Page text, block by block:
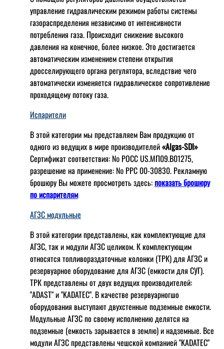
управление гидравлическим режимом работы системы
газораспределения независимо от интенсивности
потребления газа. Происходит снижение высокого
давления на конечное, более низкое. Это достигается
автоматическим изменением степени открытия
дросселирующего органа регулятора, вследствие чего
автоматически изменяется гидравлическое сопротивление
проходящему потоку газа.
Испарители
В этой категории мы представляем Вам продукцию от
одного из ведущих в мире производителей«Algas-SDI»
Сертификат соответствия: № РОСС US.МП09.В01275,
разрешение на применение: № РРС 00-30830. Рекламную
брошюру Вы можете просмотреть здесь:показать брошюру
по испарителям
АГЗС модульные
В этой категории представлены, как комплектующие для
АГЗС, так и модули АГЗС целиком. К комплектующим
относятся топливораздаточные колонки (ТРК) для АГЗС и
резервуарное оборудование для АГЗС (емкости для СУГ).
ТРК представлены от двух ведущих производителей:
"ADAST" и "KADATEC". В качестве резервуарногшо
оборудования выступают двухстенные подземные емкости.
Модульные АГЗС по своему исполнению делятся на
подземные (емкость зарывается в землю) и надземные. Все
модули АГЗС представлены чешской компанией "KADATEC"